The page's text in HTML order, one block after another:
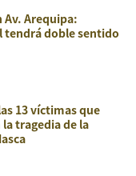
Av. Arequipa:
tendrá doble sentido
13 víctimas que
tragedia de la